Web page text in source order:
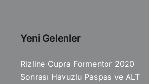
fiyat:
andaki
Yeni Gelenler
Rizline Cupra Formentor 2020
Sonrası Havuzlu Paspas ve ALT